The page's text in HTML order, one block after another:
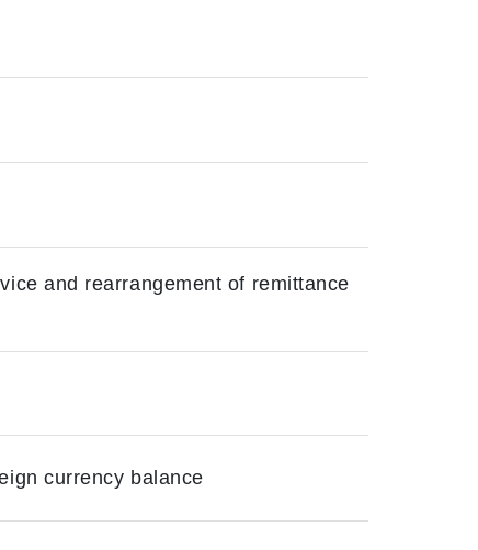
and rearrangement of remittance
currency balance